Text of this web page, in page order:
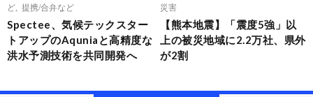
ど
提携/合弁など
Spectee、気候テックスター
トアップのAquniaと高精度な
洪水予測技術を共同開発へ
災害
【熊本地震】「震度5強」以
上の被災地域に2.2万社、県外
が2割